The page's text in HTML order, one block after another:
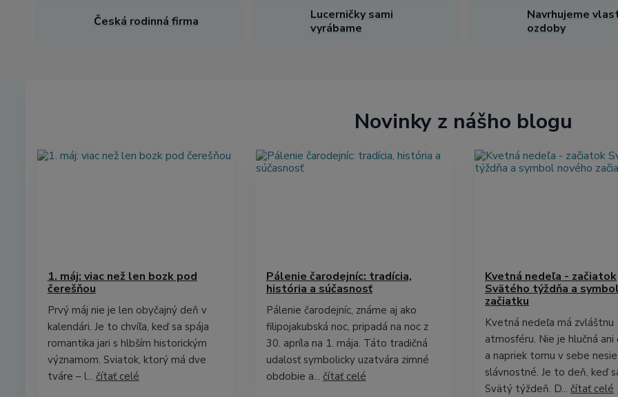
Česká rodinná firma
Lucerničky sami
vyrábame
Navrhujeme
ozdoby
Novinky z nášho blogu
1. máj: viac než len bozk pod
čerešňou
Prvý máj nie je len obyčajný deň v
kalendári. Je to chvíľa, keď sa spája
romantika jari s hlbším historickým
významom. Sviatok, ktorý má dve
tváre – l... čítať celé
Pálenie čarodejníc: tradícia,
história a súčasnosť
Pálenie čarodejníc, známe aj ako
filipojakubská noc, pripadá na noc z
30. apríla na 1. mája. Táto tradičná
udalosť symbolicky uzatvára zimné
obdobie a... čítať celé
Kvetná nedeľa - začiatok
Svätého týždňa a
začiatku
Kvetná nedeľa má zvláštnu
atmosféru. Nie je hlučná ani
a napriek tomu v sebe
slávnostné. Je to deň, keď
Svätý týždeň. D... čítať celé